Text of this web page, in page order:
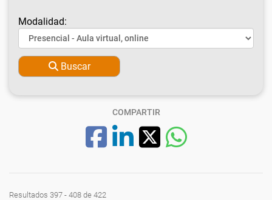
Modalidad:
Buscar
COMPARTIR
Resultados 397 - 408 de 422